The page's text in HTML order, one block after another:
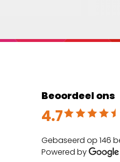
Beoordeel ons
4.7
Beoordeeld met 4.7
Gebaseerd op 146
Powered by